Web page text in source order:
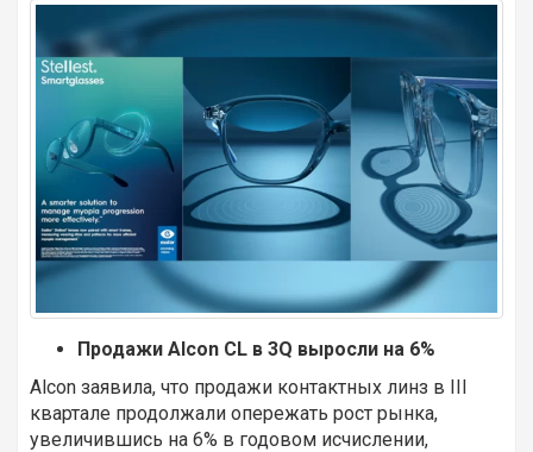
Продажи Alcon CL в 3Q выросли на 6%
Alcon заявила, что продажи контактных линз в III
квартале продолжали опережать рост рынка,
увеличившись на 6% в годовом исчислении,